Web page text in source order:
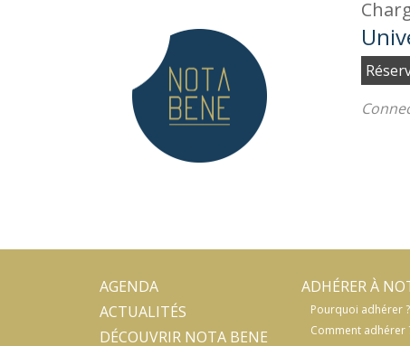
AGENDA
ACTUALITÉS
DÉCOUVRIR NOTA BENE
ADHÉRER À
Pourquoi adhérer ?
Comment adhérer